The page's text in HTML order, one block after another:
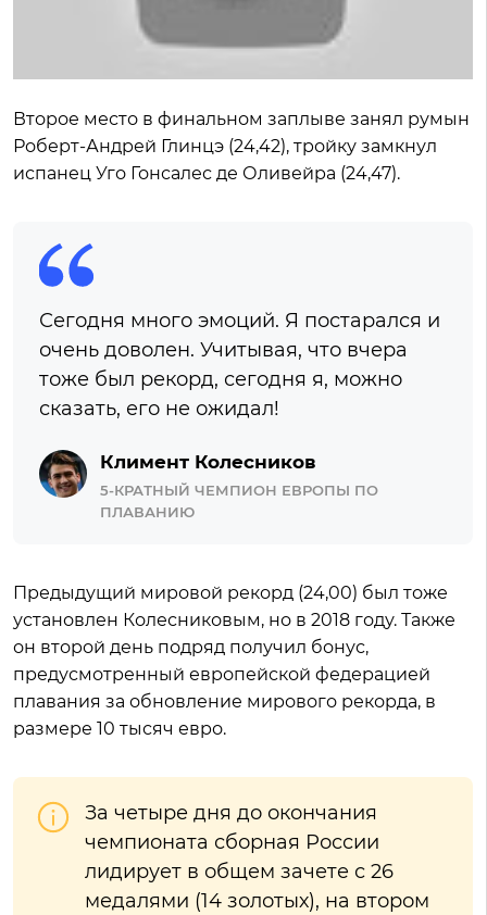
Второе место в финальном заплыве занял румын
Роберт-Андрей Глинцэ (24,42), тройку замкнул
испанец Уго Гонсалес де Оливейра (24,47).
Сегодня много эмоций. Я постарался и
очень доволен. Учитывая, что вчера
тоже был рекорд, сегодня я, можно
сказать, его не ожидал!
Климент Колесников
5-КРАТНЫЙ ЧЕМПИОН ЕВРОПЫ ПО
ПЛАВАНИЮ
Предыдущий мировой рекорд (24,00) был тоже
установлен Колесниковым, но в 2018 году. Также
он второй день подряд получил бонус,
предусмотренный европейской федерацией
плавания за обновление мирового рекорда, в
размере 10 тысяч евро.
За четыре дня до окончания
чемпионата сборная России
лидирует в общем зачете с 26
медалями (14 золотых), на втором